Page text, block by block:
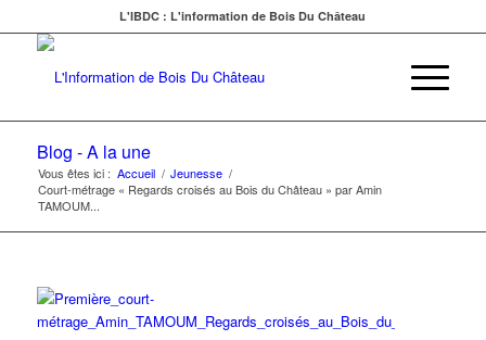
L'IBDC : L'information de Bois Du Château
Blog - A la une
Vous êtes ici : Accueil / Jeunesse /
Court-métrage « Regards croisés au Bois du Château » par Amin
TAMOUM...